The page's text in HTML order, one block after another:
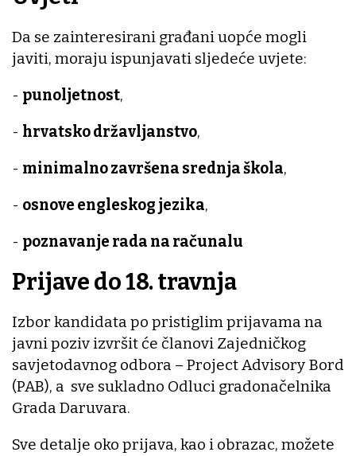
Da se zainteresirani građani uopće mogli
javiti, moraju ispunjavati sljedeće uvjete:
- punoljetnost,
- hrvatsko državljanstvo,
- minimalno završena srednja škola,
- osnove engleskog jezika,
- poznavanje rada na računalu
Prijave do 18. travnja
Izbor kandidata po pristiglim prijavama na
javni poziv izvršit će članovi Zajedničkog
savjetodavnog odbora – Project Advisory Bord
(PAB), a sve sukladno Odluci gradonačelnika
Grada Daruvara.
Sve detalje oko prijava, kao i obrazac, možete